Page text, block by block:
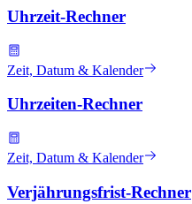
Uhrzeit-Rechner
Zeit, Datum & Kalender
Uhrzeiten-Rechner
Zeit, Datum & Kalender
Verjährungsfrist-Rechner